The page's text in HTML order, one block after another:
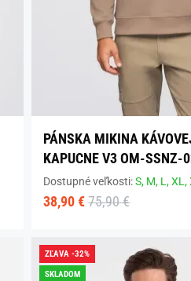
PÁNSKA MIKINA
KAPUCNE V3 OM-SSNZ-
Dostupné veľkosti:S, M, L,XL,
38,90 € 75,90 €
ZĽAVA -32%
SKLADOM